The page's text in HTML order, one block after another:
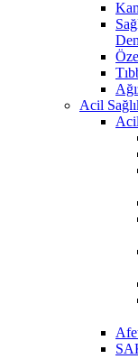
Acil